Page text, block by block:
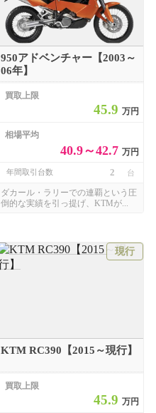
950アドベンチャー【2003～
06年】
買取上限
45.9万円
相場平均
40.9～42.7万円
年間取引台数 2 台
ダカール・ラリーでの連覇という圧
倒的な実績を引っ提げ、KTMが...
現行
KTM RC390【2015～現行】
買取上限
45.9万円